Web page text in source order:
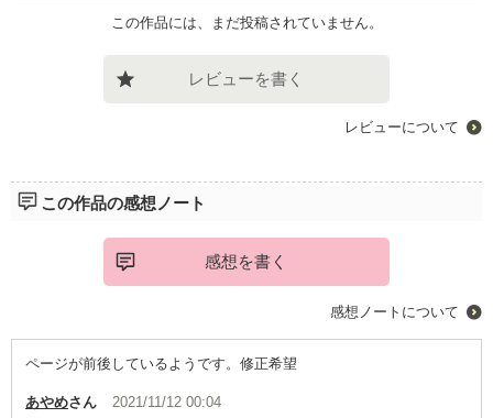
この作品には、まだ投稿されていません。
レビューを書く
レビューについて
この作品の感想ノート
感想を書く
感想ノートについて
ページが前後しているようです。修正希望
あやめさん 2021/11/12 00:04